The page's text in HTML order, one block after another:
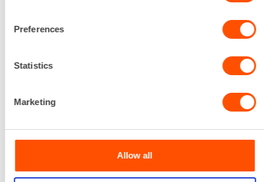
Preferences
Statistics
Marketing
Allow all
Kuukausi
ASFALTTILEIKKURI